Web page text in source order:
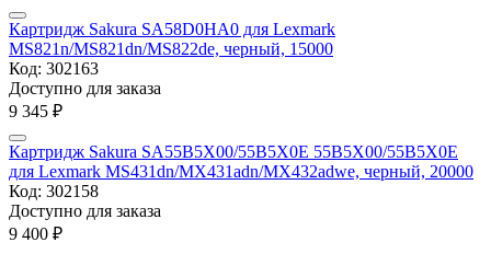
Картридж Sakura SA58D0HA0 для Lexmark
MS821n/MS821dn/MS822de, черный, 15000
Код: 302163
Доступно для заказа
9 345 ₽
Картридж Sakura SA55B5X00/55B5X0E 55B5X00/55B5X0E
для Lexmark MS431dn/MX431adn/MX432adwe, черный, 20000
Код: 302158
Доступно для заказа
9 400 ₽